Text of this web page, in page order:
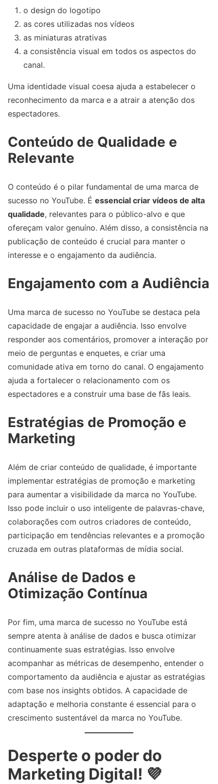
o design do logotipo
as cores utilizadas nos vídeos
as miniaturas atrativas
a consistência visual em todos os aspectos do
canal.
Uma identidade visual coesa ajuda a estabelecer o
reconhecimento da marca e a atrair a atenção dos
espectadores.
Conteúdo de Qualidade e
Relevante
O conteúdo é o pilar fundamental de uma marca de
sucesso no YouTube. É essencial criar vídeos de alta
qualidade, relevantes para o público-alvo e que
ofereçam valor genuíno. Além disso, a consistência na
publicação de conteúdo é crucial para manter o
interesse e o engajamento da audiência.
Engajamento com a Audiência
Uma marca de sucesso no YouTube se destaca pela
capacidade de engajar a audiência. Isso envolve
responder aos comentários, promover a interação por
meio de perguntas e enquetes, e criar uma
comunidade ativa em torno do canal. O engajamento
ajuda a fortalecer o relacionamento com os
espectadores e a construir uma base de fãs leais.
Estratégias de Promoção e
Marketing
Além de criar conteúdo de qualidade, é importante
implementar estratégias de promoção e marketing
para aumentar a visibilidade da marca no YouTube.
Isso pode incluir o uso inteligente de palavras-chave,
colaborações com outros criadores de conteúdo,
participação em tendências relevantes e a promoção
cruzada em outras plataformas de mídia social.
Análise de Dados e
Otimização Contínua
Por fim, uma marca de sucesso no YouTube está
sempre atenta à análise de dados e busca otimizar
continuamente suas estratégias. Isso envolve
acompanhar as métricas de desempenho, entender o
comportamento da audiência e ajustar as estratégias
com base nos insights obtidos. A capacidade de
adaptação e melhoria constante é essencial para o
crescimento sustentável da marca no YouTube.
Desperte o poder do
Marketing Digital! 💜